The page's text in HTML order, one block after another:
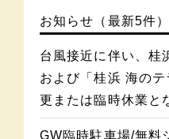
お知らせ（最新5件）
台風接近に伴い、桂
および「桂浜 海の
更または臨時休業と
GW臨時駐車場/無料